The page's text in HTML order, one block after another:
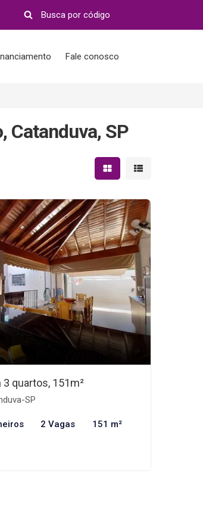
Fale conosco
Catanduva, SP
Mostrar resultados em
Mostrar
3 quartos, 151m²
SP
2 Vagas 151 m²